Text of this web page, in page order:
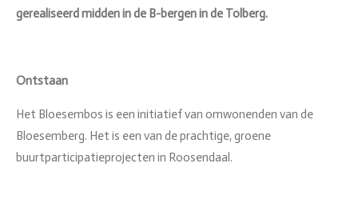
gerealiseerd midden in de B-bergen in de Tolberg.
Ontstaan
Het Bloesembos is een initiatief van omwonenden van de
Bloesemberg. Het is een van de prachtige, groene
buurtparticipatieprojecten in Roosendaal.